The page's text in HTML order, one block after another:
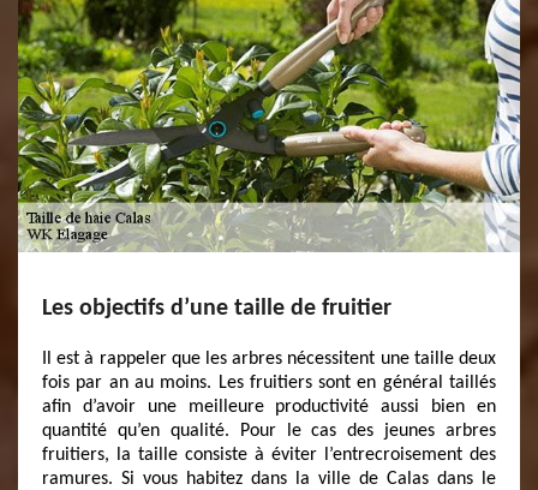
Les objectifs d’une taille de fruitier
Il est à rappeler que les arbres nécessitent une taille deux
fois par an au moins. Les fruitiers sont en général taillés
afin d’avoir une meilleure productivité aussi bien en
quantité qu’en qualité. Pour le cas des jeunes arbres
fruitiers, la taille consiste à éviter l’entrecroisement des
ramures. Si vous habitez dans la ville de Calas dans le